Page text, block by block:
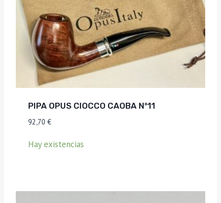
PIPA OPUS CIOCCO CAOBA Nº11
92,70 €
Hay existencias